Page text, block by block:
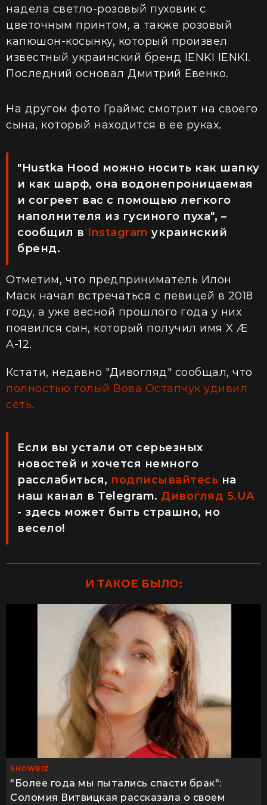
надела светло-розовый пуховик с
цветочным принтом, а также розовый
капюшон-косынку, который произвел
известный украинский бренд IENKI IENKI.
Последний основал Дмитрий Евенко.
На другом фото Граймс смотрит на своего
сына, который находится в ее руках.
"Hustka Hood можно носить как шапку
и как шарф, она водонепроницаемая
и согреет вас с помощью легкого
наполнителя из гусиного пуха", –
сообщил в Instagram украинский
бренд.
Отметим, что предприниматель Илон
Маск начал встречаться с певицей в 2018
году, а уже весной прошлого года у них
появился сын, который получил имя X Æ
A-12.
Кстати, недавно "Дивогляд" сообщал, что
полностью голый Вова Остапчук удивил
сеть.
Если вы устали от серьезных
новостей и хочется немного
расслабиться, подписывайтесь на
наш канал в Telegram. Дивогляд 5.UA
- здесь может быть страшно, но
весело!
И ТАКОЕ БЫЛО:
SHOWBIZ
"Более года мы пытались спасти брак":
Соломия Витвицкая рассказала о своем